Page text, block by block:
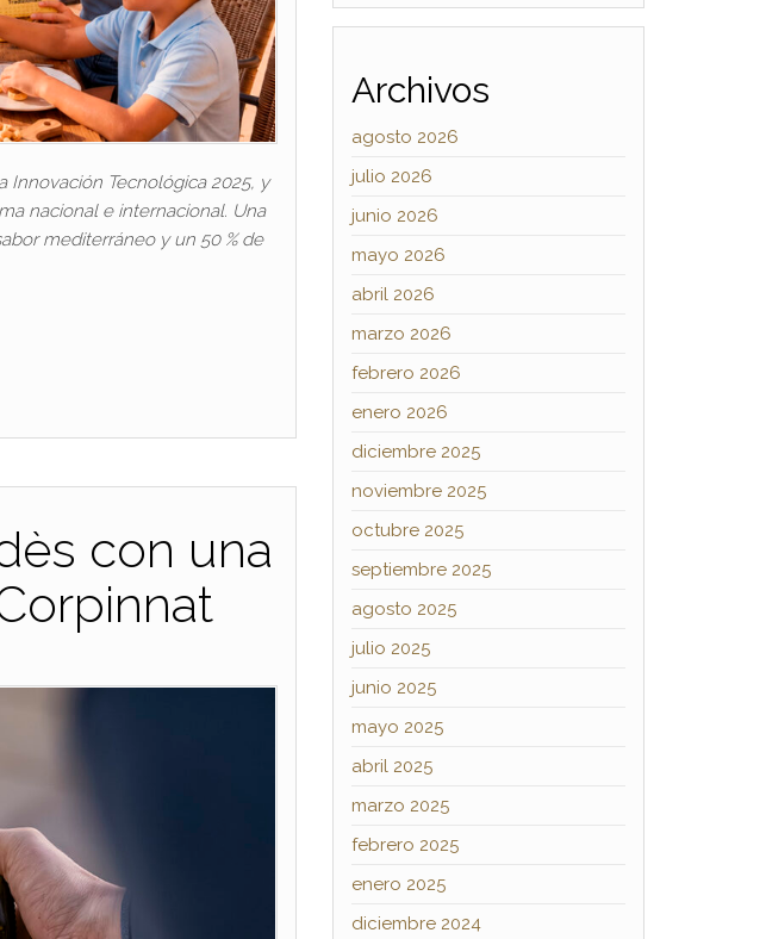
Innovación Tecnológica 2025, y
nacional e internacional. Una
mediterráneo y un 50 % de
con una
Archivos
agosto 2026
julio 2026
junio 2026
mayo 2026
abril 2026
marzo 2026
febrero 2026
enero 2026
diciembre 2025
noviembre 2025
octubre 2025
septiembre 2025
agosto 2025
julio 2025
junio 2025
mayo 2025
abril 2025
marzo 2025
febrero 2025
enero 2025
diciembre 2024